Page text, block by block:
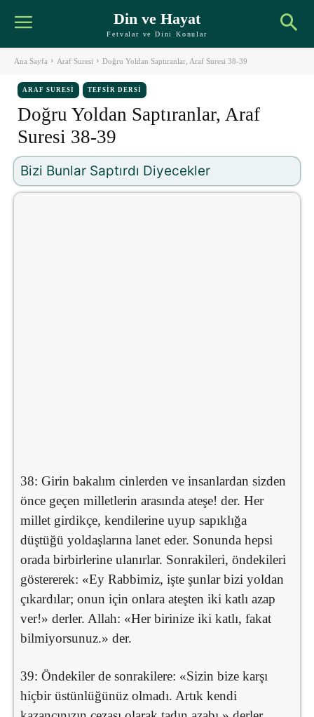
Din ve Hayat
Fetvalar ve Dini Konular
Ana Sayfa Araf Suresi Doğru Yoldan Saptıranlar, Araf Suresi 38-39
ARAF SURESI TEFSIR DERSI
Doğru Yoldan Saptıranlar, Araf
Suresi 38-39
Bizi Bunlar Saptırdı Diyecekler
38: Girin bakalım cinlerden ve insanlardan sizden
önce geçen milletlerin arasında ateşe! der. Her
millet girdikçe, kendilerine uyup sapıklığa
düştüğü yoldaşlarına lanet eder. Sonunda hepsi
orada birbirlerine ulanırlar. Sonrakileri, öndekileri
göstererek: «Ey Rabbimiz, işte şunlar bizi yoldan
çıkardılar; onun için onlara ateşten iki katlı azap
ver!» derler. Allah: «Her birinize iki katlı, fakat
bilmiyorsunuz.» der.
39: Öndekiler de sonrakilere: «Sizin bize karşı
hiçbir üstünlüğünüz olmadı. Artık kendi